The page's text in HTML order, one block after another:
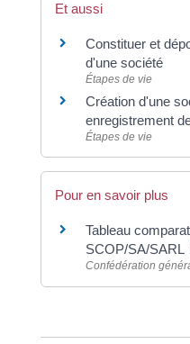
Et aussi
Constituer et
d'une société
Étapes de vie
Création d'une
enregistrement
Étapes de vie
Pour en savoir plus
Tableau
SCOP/SA/SARL
Confédération